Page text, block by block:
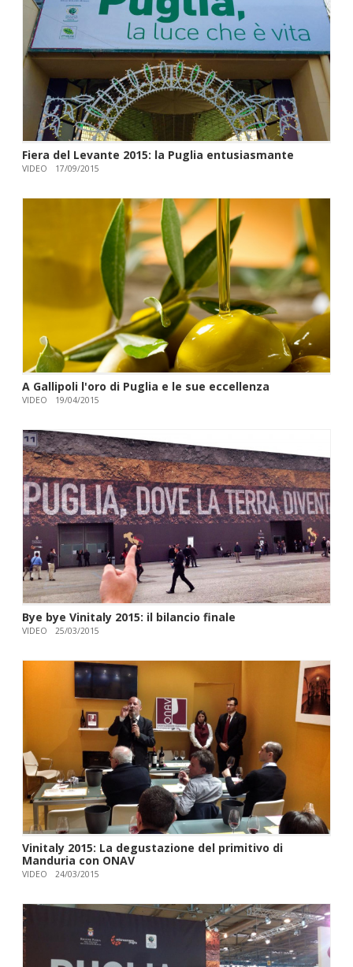
Fiera del Levante 2015: la Puglia entusiasmante
VIDEO 17/09/2015
A Gallipoli l'oro di Puglia e le sue eccellenza
VIDEO 19/04/2015
Bye bye Vinitaly 2015: il bilancio finale
VIDEO 25/03/2015
Vinitaly 2015: La degustazione del primitivo di
Manduria con ONAV
VIDEO 24/03/2015